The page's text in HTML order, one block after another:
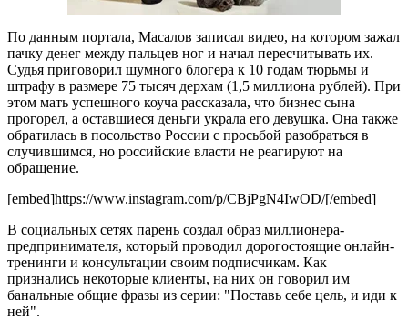
По данным портала, Масалов записал видео, на котором зажал
пачку денег между пальцев ног и начал пересчитывать их.
Судья приговорил шумного блогера к 10 годам тюрьмы и
штрафу в размере 75 тысяч дерхам (1,5 миллиона рублей). При
этом мать успешного коуча рассказала, что бизнес сына
прогорел, а оставшиеся деньги украла его девушка. Она также
обратилась в посольство России с просьбой разобраться в
случившимся, но российские власти не реагируют на
обращение.
[embed]https://www.instagram.com/p/CBjPgN4IwOD/[/embed]
В социальных сетях парень создал образ миллионера-
предпринимателя, который проводил дорогостоящие онлайн-
тренинги и консультации своим подписчикам. Как
признались некоторые клиенты, на них он говорил им
банальные общие фразы из серии: "Поставь себе цель, и иди к
ней".